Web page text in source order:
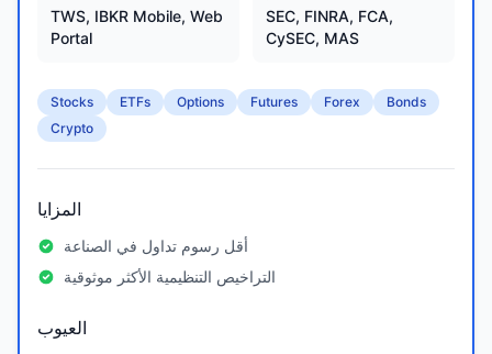
TWS, IBKR Mobile, Web
Portal
SEC, FINRA, FCA,
CySEC, MAS
Stocks ETFs Options Futures Forex
Bonds
Crypto
المزايا
أقل رسوم تداول في الصناعة
التراخيص التنظيمية الأكثر موثوقية
العيوب